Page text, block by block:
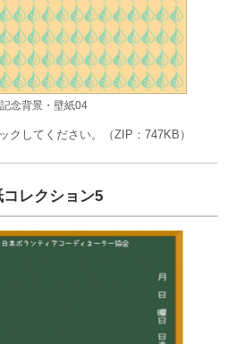
念背景・壁紙04
クしてください。（ZIP：747KB）
レクション5